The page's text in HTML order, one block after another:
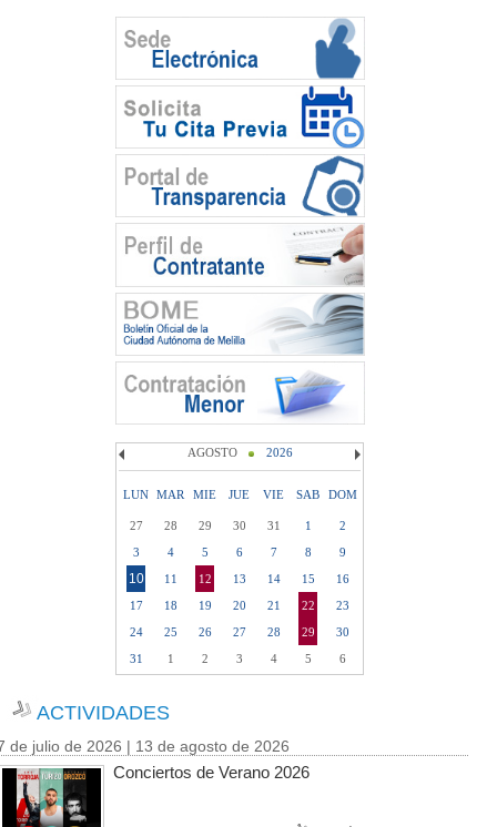
AGOSTO 2026
LUN MAR MIE JUE VIE SAB DOM
27 28 29 30 31 1
2
3
4 5 6 7 8 9
10 11 12 13 14 15
16
17
18 19 20 21 22
23
24
25 26 27 28 29
30
31
1 2 3 4 5 6
ACTIVIDADES
de julio de 2026 | 13 de agosto de 2026
Conciertos de Verano 2026